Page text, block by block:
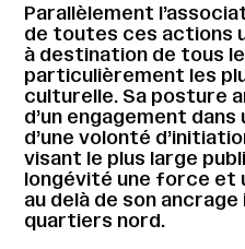
Parallèlement
de toutes ces actions
à destination de tous
particulièrement les
culturelle. Sa posture
d’un engagement
d’une volonté
visant le plus large
longévité une force et
au delà de son ancrage
quartiers nord.